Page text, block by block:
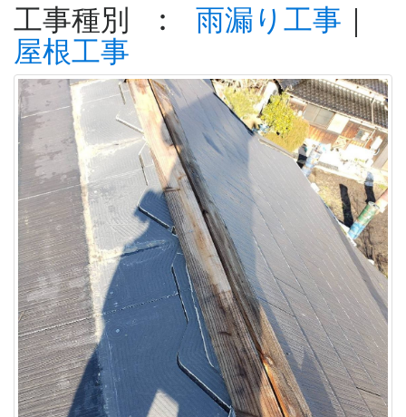
工事種別 : 雨漏り工事 ｜
屋根工事